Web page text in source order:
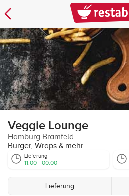
Veggie Lounge
Hamburg Bramfeld
Burger, Wraps & mehr
Lieferung
11:00 - 00:00
Lieferung